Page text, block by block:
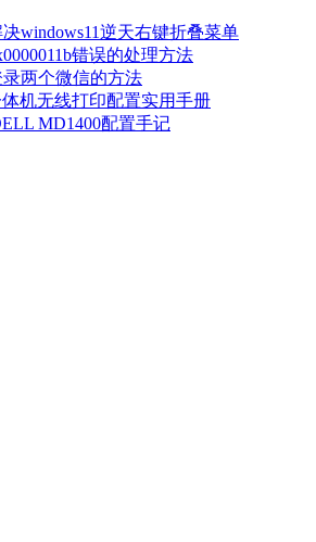
windows11逆天右键折叠菜单
错误的处理方法
两个微信的方法
体机无线打印配置实用手册
MD1400配置手记